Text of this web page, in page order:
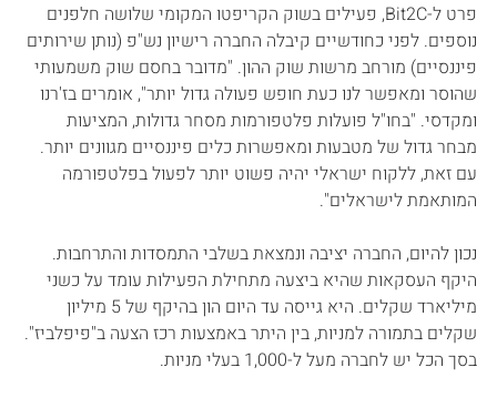
פרט ל-Bit2C, פעילים בשוק הקריפטו המקומי שלושה חלפנים
נוספים. לפני כחודשיים קיבלה החברה רישיון נש"פ (נותן שירותים
פיננסיים) מורחב מרשות שוק ההון. "מדובר בחסם שוק משמעותי
שהוסר ומאפשר לנו כעת חופש פעולה גדול יותר", אומרים בז'רנו
ומקדסי. "בחו"ל פועלות פלטפורמות מסחר גדולות, המציעות
מבחר גדול של מטבעות ומאפשרות כלים פיננסיים מגוונים יותר.
עם זאת, ללקוח ישראלי יהיה פשוט יותר לפעול בפלטפורמה
המותאמת לישראלים".
נכון להיום, החברה יציבה ונמצאת בשלבי התמסדות והתרחבות.
היקף העסקאות שהיא ביצעה מתחילת הפעילות עומד על כשני
מיליארד שקלים. היא גייסה עד היום הון בהיקף של 5 מיליון
שקלים בתמורה למניות, בין היתר באמצעות רכז הצעה ב"פיפלביז".
בסך הכל יש לחברה מעל ל-1,000 בעלי מניות.